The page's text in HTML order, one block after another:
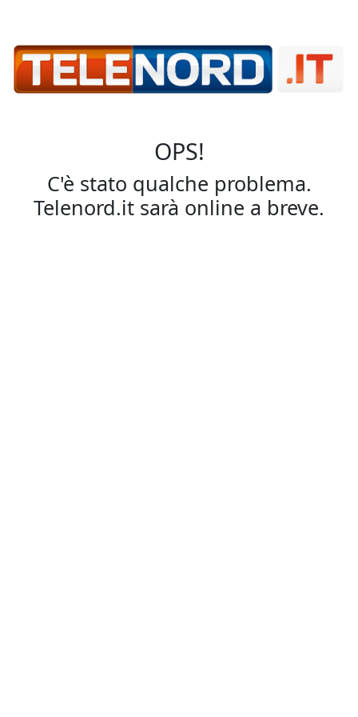
OPS!
C'è stato qualche problema.
Telenord.it sarà online a breve.